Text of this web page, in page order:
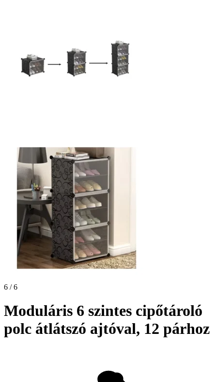
6 / 6
Moduláris 6 szintes cipőtároló
polc átlátszó ajtóval, 12 párhoz